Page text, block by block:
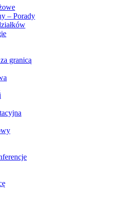
– Porady
granicą